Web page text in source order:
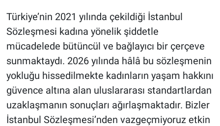
Türkiye’nin 2021 yılında çekildiği İstanbul
Sözleşmesi kadına yönelik şiddetle
mücadelede bütüncül ve bağlayıcı bir çerçeve
sunmaktaydı. 2026 yılında hâlâ bu sözleşmenin
yokluğu hissedilmekte kadınların yaşam hakkını
güvence altına alan uluslararası standartlardan
uzaklaşmanın sonuçları ağırlaşmaktadır. Bizler
İstanbul Sözleşmesi’nden vazgeçmiyoruz etkin